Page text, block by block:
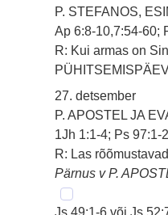
P. STEFANOS,
Ap 6:8-10,7:54-60;
R: Kui armas on
27. detsember
P. APOSTEL JA
1Jh 1:1-4; Ps 97:1-
R: Las
Pärnus v P.
Js 49:1-6 või Js